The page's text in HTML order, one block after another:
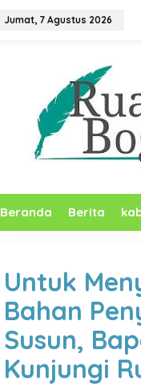
Jumat, 7 Agustus 2026
Beranda Berita
Untuk
Bahan
Susun,
Kunjungi